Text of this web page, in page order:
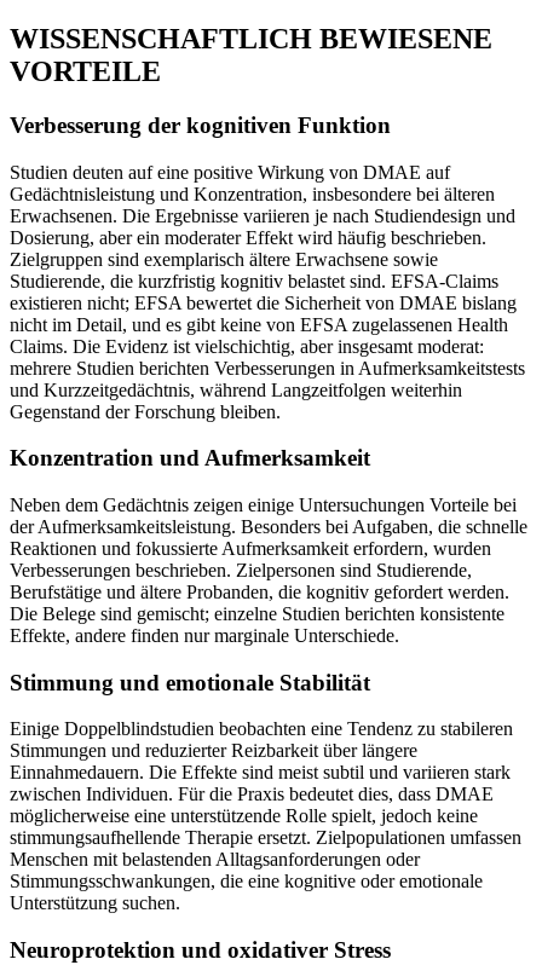
WISSENSCHAFTLICH BEWIESENE
VORTEILE
Verbesserung der kognitiven Funktion
Studien deuten auf eine positive Wirkung von DMAE auf
Gedächtnisleistung und Konzentration, insbesondere bei älteren
Erwachsenen. Die Ergebnisse variieren je nach Studiendesign und
Dosierung, aber ein moderater Effekt wird häufig beschrieben.
Zielgruppen sind exemplarisch ältere Erwachsene sowie
Studierende, die kurzfristig kognitiv belastet sind. EFSA-Claims
existieren nicht; EFSA bewertet die Sicherheit von DMAE bislang
nicht im Detail, und es gibt keine von EFSA zugelassenen Health
Claims. Die Evidenz ist vielschichtig, aber insgesamt moderat:
mehrere Studien berichten Verbesserungen in Aufmerksamkeitstests
und Kurzzeitgedächtnis, während Langzeitfolgen weiterhin
Gegenstand der Forschung bleiben.
Konzentration und Aufmerksamkeit
Neben dem Gedächtnis zeigen einige Untersuchungen Vorteile bei
der Aufmerksamkeitsleistung. Besonders bei Aufgaben, die schnelle
Reaktionen und fokussierte Aufmerksamkeit erfordern, wurden
Verbesserungen beschrieben. Zielpersonen sind Studierende,
Berufstätige und ältere Probanden, die kognitiv gefordert werden.
Die Belege sind gemischt; einzelne Studien berichten konsistente
Effekte, andere finden nur marginale Unterschiede.
Stimmung und emotionale Stabilität
Einige Doppelblindstudien beobachten eine Tendenz zu stabileren
Stimmungen und reduzierter Reizbarkeit über längere
Einnahmedauern. Die Effekte sind meist subtil und variieren stark
zwischen Individuen. Für die Praxis bedeutet dies, dass DMAE
möglicherweise eine unterstützende Rolle spielt, jedoch keine
stimmungsaufhellende Therapie ersetzt. Zielpopulationen umfassen
Menschen mit belastenden Alltagsanforderungen oder
Stimmungsschwankungen, die eine kognitive oder emotionale
Unterstützung suchen.
Neuroprotektion und oxidativer Stress